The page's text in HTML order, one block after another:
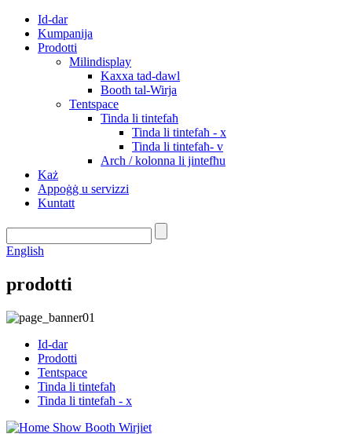
Id-dar
Kumpanija
Prodotti
Milindisplay
Kaxxa tad-dawl
Booth tal-Wirja
Tentspace
Tinda li tintefaħ
Tinda li tintefaħ - x
Tinda li tintefaħ- v
Arch / kolonna li jintefħu
Każ
Appoġġ u servizzi
Kuntatt
English
prodotti
Id-dar
Prodotti
Tentspace
Tinda li tintefaħ
Tinda li tintefaħ - x